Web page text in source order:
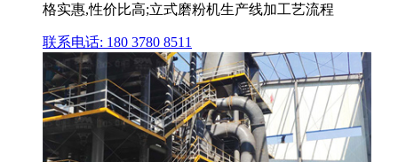
格实惠,性价比高;立式磨粉机生产线加工艺流程
联系电话: 180 3780 8511